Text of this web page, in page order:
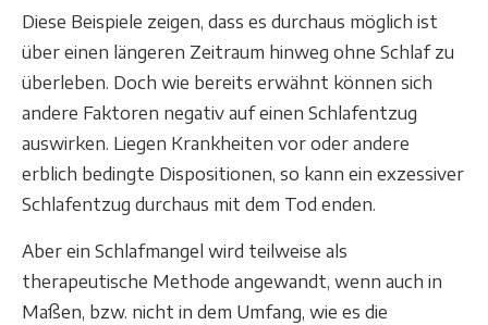
Diese Beispiele zeigen, dass es durchaus möglich ist
über einen längeren Zeitraum hinweg ohne Schlaf zu
überleben. Doch wie bereits erwähnt können sich
andere Faktoren negativ auf einen Schlafentzug
auswirken. Liegen Krankheiten vor oder andere
erblich bedingte Dispositionen, so kann ein exzessiver
Schlafentzug durchaus mit dem Tod enden.
Aber ein Schlafmangel wird teilweise als
therapeutische Methode angewandt, wenn auch in
Maßen, bzw. nicht in dem Umfang, wie es die